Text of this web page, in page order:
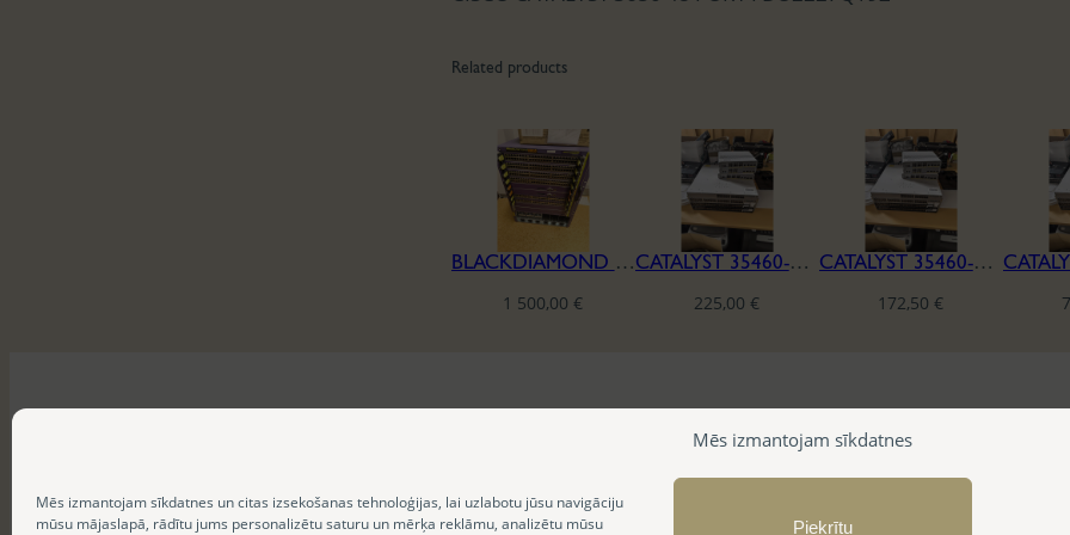
Mēs izmantojam sīkdatnes
Mēs izmantojam sīkdatnes un citas izsekošanas tehnoloģijas, lai uzlabotu jūsu navigāciju
mūsu mājaslapā, rādītu jums personalizētu saturu un mērķa reklāmu, analizētu mūsu
Piekrītu
Related products
BLACKDIAMOND 8810
1 500,00€
CATALYST 35460-CX 12 PORT
225,00€
CATALYST 35460-CX 8 PORT
172,50€